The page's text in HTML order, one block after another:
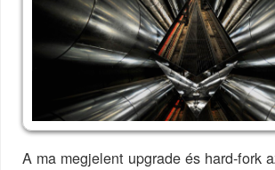
A ma megjelent upgrade és hard-fork